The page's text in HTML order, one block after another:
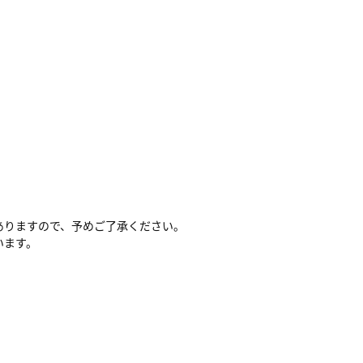
ますので、予めご了承ください。
す。